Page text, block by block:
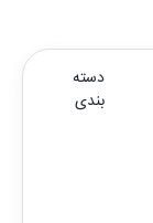
دسته
بندی